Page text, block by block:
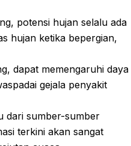
potensi hujan selalu ada
hujan ketika bepergian,
dapat memengaruhi daya
gejala penyakit
dari sumber-sumber
terkini akan sangat